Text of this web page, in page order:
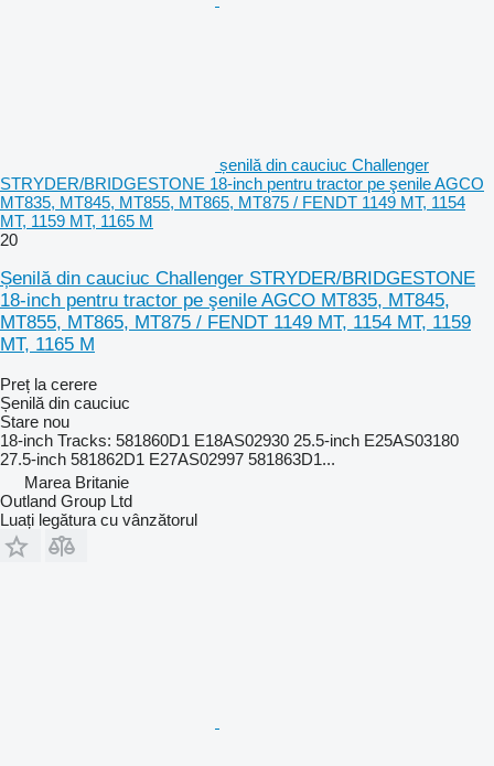
șenilă din cauciuc Challenger
STRYDER/BRIDGESTONE 18-inch pentru tractor pe şenile AGCO
MT835, MT845, MT855, MT865, MT875 / FENDT 1149 MT, 1154
MT, 1159 MT, 1165 M
20
Șenilă din cauciuc Challenger STRYDER/BRIDGESTONE
18-inch pentru tractor pe şenile AGCO MT835, MT845,
MT855, MT865, MT875 / FENDT 1149 MT, 1154 MT, 1159
MT, 1165 M
Preț la cerere
Șenilă din cauciuc
Stare nou
18-inch Tracks: 581860D1 E18AS02930 25.5-inch E25AS03180
27.5-inch 581862D1 E27AS02997 581863D1...
Marea Britanie
Outland Group Ltd
Luați legătura cu vânzătorul